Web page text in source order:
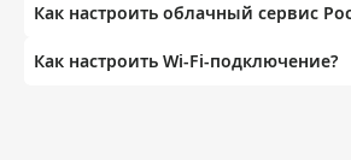
Как настроить облачный сервис
Как настроить Wi-Fi-подключение?